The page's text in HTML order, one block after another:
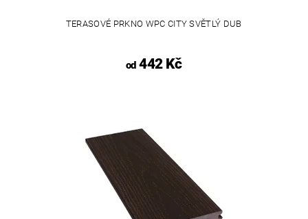
TERASOVÉ PRKNO WPC CITY SVĚTLÝ DUB
od442 Kč